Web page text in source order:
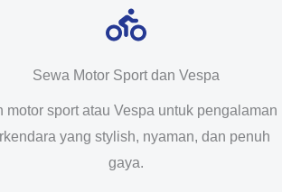
Sewa Motor Sport dan Vespa
motor sport atau Vespa untuk pengalaman
yang stylish, nyaman, dan penuh
gaya.